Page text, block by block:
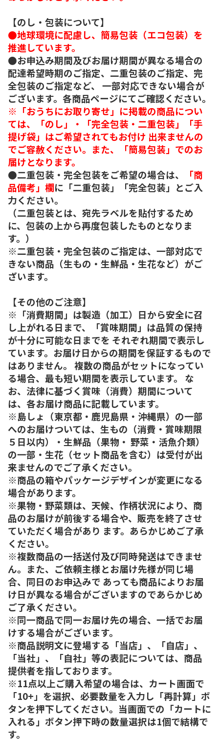
【のし・包装について】
●地球環境に配慮し、簡易包装（エコ包装）を
推進しています。
●お申込み期間及びお届け期間が異なる場合の
配達希望時期のご指定、二重包装のご指定、完
全包装のご指定など、 一部対応できない場合が
ございます。各商品ページにてご確認ください。
※「おうちにお取り寄せ」に掲載の商品につい
ては、「のし」・「完全包装・二重包装」「手
提げ袋」はご希望されてもお付け 出来ませんの
でご容赦ください。また、「簡易包装」でのお
届けとなります。
●二重包装・完全包装をご希望の場合は、
「商
品備考」欄に「二重包装」「完全包装」とご入
力ください。
（二重包装とは、宛先ラベルを貼付するため
に、包装の上から再度包装したものとなりま
す。）
※二重包装・完全包装のご指定は、一部対応で
きない商品（生もの・生鮮品・生花など）がご
ざいます。
【その他のご注意】
※「消費期間」は製造（加工）日から安全に召
し上がれる日まで、「賞味期間」は品質の保持
が十分に可能な日までを それぞれ期間で表示し
ています。お届け日からの期間を保証するもので
はありません。 複数の商品がセットになってい
る場合、最も短い期間を表示しています。 な
お、法律に基づく賞味（消費）期間について
は、各お届け商品に記載しています。
※島しょ（東京都・鹿児島県・沖縄県）の一部
へのお届けついては、生もの（消費・賞味期限
５日以内）・生鮮品（果物・ 野菜・活魚介類）
の一部・生花（セット商品を含む）は受付が出
来ませんのでご了承ください。
※商品の箱やパッケージデザインが変更になる
場合があります。
※果物・野菜類は、天候、作柄状況により、商
品のお届けが前後する場合や、販売を終了させ
ていただく場合があり ます。あらかじめご了承
ください。
※複数商品の一括送付及び同時発送はできませ
ん。また、ご依頼主様とお届け先様が同じ場
合、同日のお申込みで あっても商品によりお届
け日が異なる場合がございますのであらかじめ
ご了承ください。
※同一商品で同一お届け先の場合、一括でお届
けする場合がございます。
※商品説明文に登場する「当店」、「自店」、
「当社」、「自社」等の表記については、商品
提供者を指しております。
※11点以上ご購入希望の場合は、カート画面で
「10+」を選択、必要数量を入力し「再計算」ボ
タンを押下してください。当画面での「カートに
入れる」ボタン押下時の数量選択は1個で結構で
す。